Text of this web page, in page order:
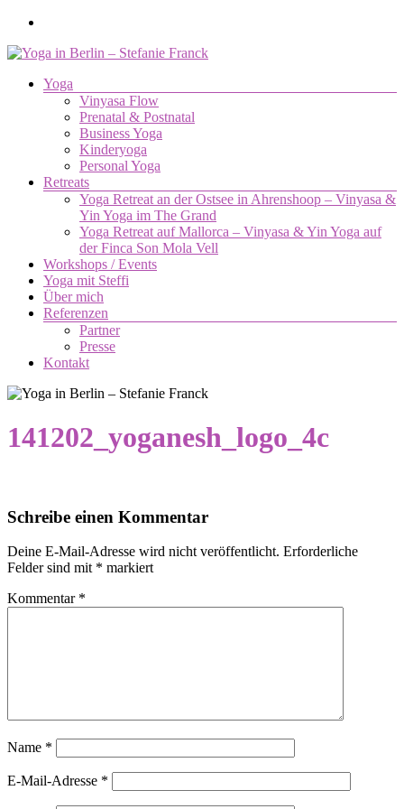
Zum
springen
Yoga
Stefanie
Franck
Körper,
Geist
Menü
Yoga
Vinyasa Flow
Prenatal & Postnatal
Business Yoga
Kinderyoga
Personal Yoga
Retreats
Yoga Retreat an der Ostsee in Ahrenshoop – Vinyasa &
Yin Yoga im The Grand
Yoga Retreat auf Mallorca – Vinyasa & Yin Yoga auf
der Finca Son Mola Vell
Workshops / Events
Yoga mit Steffi
Über mich
Referenzen
Partner
Presse
Kontakt
141202_yoganesh_logo_4c
Schreibe einen Kommentar
Deine E-Mail-Adresse wird nicht veröffentlicht. Erforderliche
Felder sind mit * markiert
Kommentar *
Name *
E-Mail-Adresse *